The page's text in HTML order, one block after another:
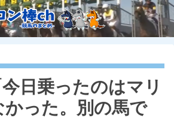
日乗ったのはマリ
かった。別の馬で